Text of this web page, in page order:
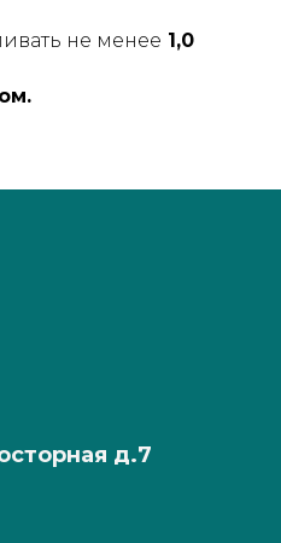
не менее 1,0
д.7